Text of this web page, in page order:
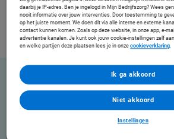
website geaccepteerd zijn.
Instellingen
Overzicht webinars
Een overzicht van aankomende webinars waarvoor u zich
die al hebben plaatsgevonden (met de optie om deze te
daarbij je IP-adres. Ben je ingelogd in Mijn Bedrijfszorg? Wees
nooit informatie over jouw interventies. Door toestemming te
op het juiste moment. We doen dit via alle interne en externe
contact kunnen komen. Zoals op deze website, in onze app, e-
advertentie kanalen. Je kunt ook jouw cookie-instellingen zelf
en welke partijen deze plaatsen lees je in onzecookieverklaring.
Instellingen
Niet akkoord
Ik ga akkoord